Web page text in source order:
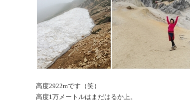
高度2922mです（笑）
高度1万メートルはまだはるか上。